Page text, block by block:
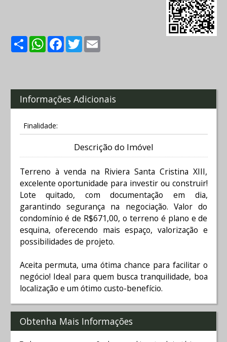
ShareWhatsApp
Facebook
Twitter
Informações Adicionais
Finalidade:
Descrição do Imóvel
Terreno à venda na Riviera Santa Cristina XIII,
excelente oportunidade para investir ou construir!
Lote quitado, com documentação em dia,
garantindo segurança na negociação. Valor do
condomínio é de R$671,00, o terreno é plano e de
esquina, oferecendo mais espaço, valorização e
possibilidades de projeto.
Aceita permuta, uma ótima chance para facilitar o
negócio! Ideal para quem busca tranquilidade, boa
localização e um ótimo custo-benefício.
Obtenha Mais Informações